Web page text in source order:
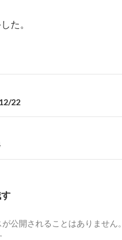
た。
22
公開されることはありません。